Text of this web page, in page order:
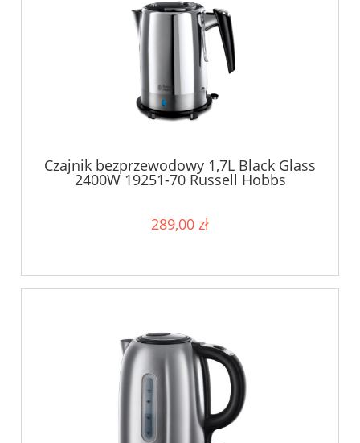
Czajnik bezprzewodowy 1,7L Black Glass
2400W 19251-70 Russell Hobbs
289,00 zł